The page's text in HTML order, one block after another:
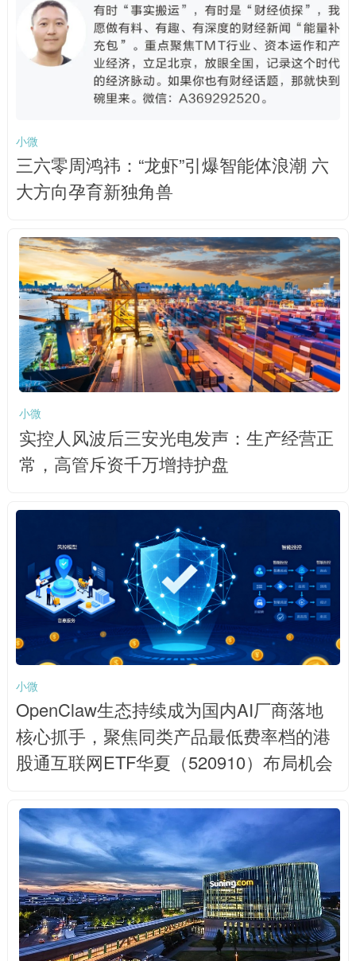
小微
三六零周鸿祎：“龙虾”引爆智能体浪潮 六
大方向孕育新独角兽
小微
实控人风波后三安光电发声：生产经营正
常，高管斥资千万增持护盘
小微
OpenClaw生态持续成为国内AI厂商落地
核心抓手，聚焦同类产品最低费率档的港
股通互联网ETF华夏（520910）布局机会